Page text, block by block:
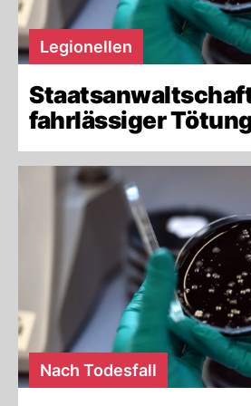
Legionellen
fahrlässiger
Nach Todesfall